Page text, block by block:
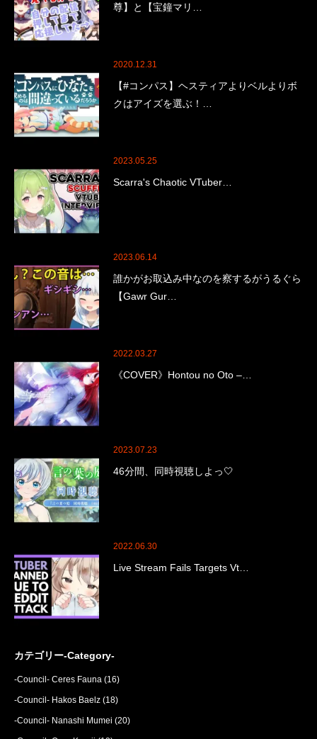
尊】と【宝鐘マリ…
2020.12.31
【#コンパス】ヘスティアよりベルよりボ
クはアイズを選ぶ！…
2023.05.25
Scarra's Chaotic VTuber…
2023.06.14
誰かがお取込み中なのを察するがうるぐら
【Gawr Gur…
2022.03.27
《COVER》Hontou no Oto –…
2023.07.23
46分間、同時視聴しよっ🤍
2022.06.30
Live Stream Fails Targets Vt…
カテゴリー-Category-
-Council- Ceres Fauna (16)
-Council- Hakos Baelz (18)
-Council- Nanashi Mumei (20)